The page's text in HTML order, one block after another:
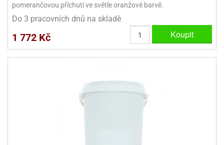
pomerančovou příchutí ve světle oranžové barvě.
Do 3 pracovních dnů na skladě
1 772 Kč Koupit